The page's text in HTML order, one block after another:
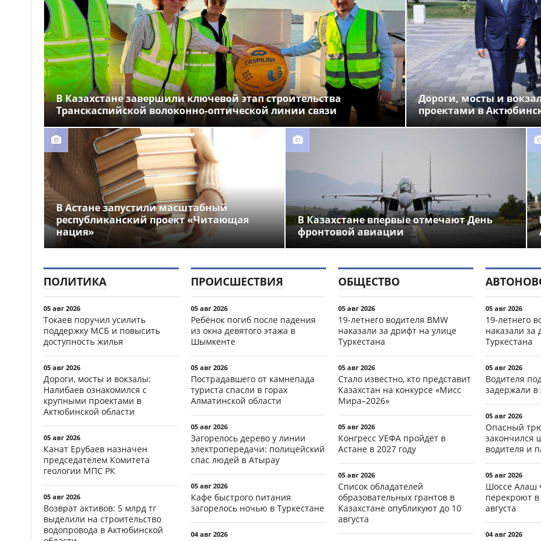
устроили праздник для
крокодила
12:26
Почти 12 тысяч км
электросетей отремонтировали
в Казахстане
В Казахстане завершили ключевой этап строительства
Транскаспийской волоконно-оптической линии связи
Дороги, мосты и
проектами в
В Астане запустили масштабный
республиканский проект «Читающая
нация»
В Казахстане впервые отмечают День
фронтовой авиации
ПОЛИТИКА
05 авг 2026
Токаев поручил усилить
поддержку МСБ и повысить
доступность жилья
05 авг 2026
Дороги, мосты и вокзалы:
Налибаев ознакомился с
крупными проектами в
Актюбинской области
05 авг 2026
Канат Ерубаев назначен
председателем Комитета
геологии МПС РК
05 авг 2026
Возврат активов: 5 млрд тг
выделили на строительство
водопровода в Актюбинской
ПРОИСШЕСТВИЯ
05 авг 2026
Ребёнок погиб после падения
из окна девятого этажа в
Шымкенте
05 авг 2026
Пострадавшего от камнепада
туриста спасли в горах
Алматинской области
05 авг 2026
Загорелось дерево у линии
электропередачи: полицейский
спас людей в Атырау
05 авг 2026
Кафе быстрого питания
загорелось ночью в Туркестане
04 авг 2026
ОБЩЕСТВО
05 авг 2026
19-летнего водителя BMW
наказали за дрифт на улице
Туркестана
05 авг 2026
Стало известно, кто представит
Казахстан на конкурсе «Мисс
Мира–2026»
05 авг 2026
Конгресс УЕФА пройдёт в
Астане в 2027 году
05 авг 2026
Список обладателей
образовательных грантов в
Казахстане опубликуют до 10
августа
05 авг 2026
19-летнего
наказали за
Туркестана
05 авг 2026
Водителя
задержали в
05 авг 2026
Опасный
закончился
водителя и
05 авг 2026
Шоссе Алаш
перекроют в
августа
04 авг 2026